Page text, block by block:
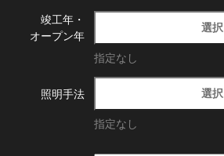
竣工年・
オープン年
選択
指定なし
照明手法 選択
指定なし